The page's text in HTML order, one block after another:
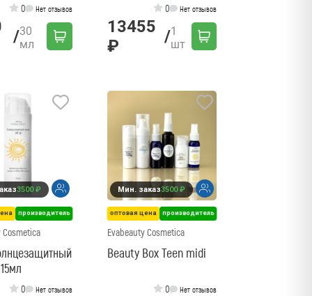
0 Нет отзывов
/30
мл
0 Нет отзывов
13455
₽
/1
шт
3500 ₽
производитель
Cosmetica
0 Нет отзывов
Мин. заказ3500 ₽
оптовая цена производитель
Evabeauty Cosmetica
Beauty Box Teen midi
0 Нет отзывов